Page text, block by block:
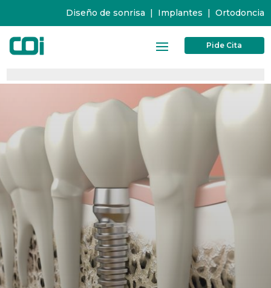
Diseño de sonrisa | Implantes | Ortodoncia
Pide Cita